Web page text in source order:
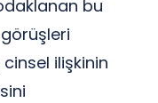
bu
ilişkinin